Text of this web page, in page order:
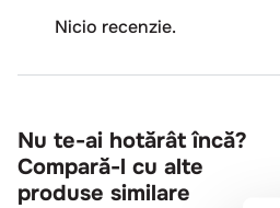
Nicio recenzie.
Nu te-ai hotărât încă?
Compară-l cu alte
produse similare